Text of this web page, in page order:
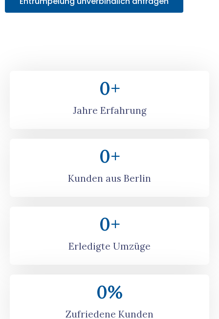
Jahre Erfahrung
0+
Kunden aus Berlin
0+
Erledigte Umzüge
0+
Zufriedene Kunden
0%